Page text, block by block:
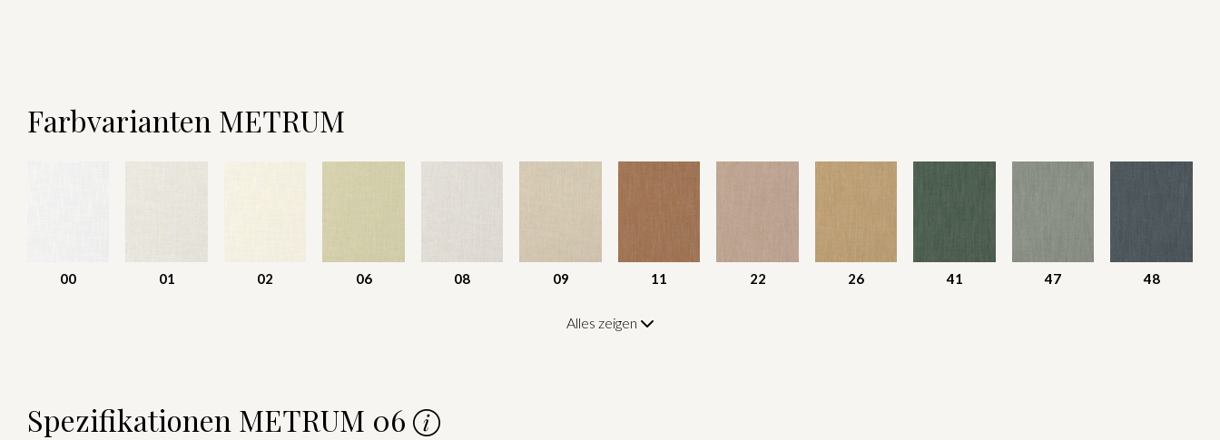
Farbvarianten METRUM
00 01 02 06 08 09 11 22 26 41 47 48
Alles zeigen
Spezifikationen METRUM 06